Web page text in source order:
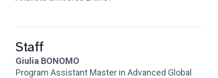
Staff
Giulia BONOMO
Program Assistant Master in Advanced Global